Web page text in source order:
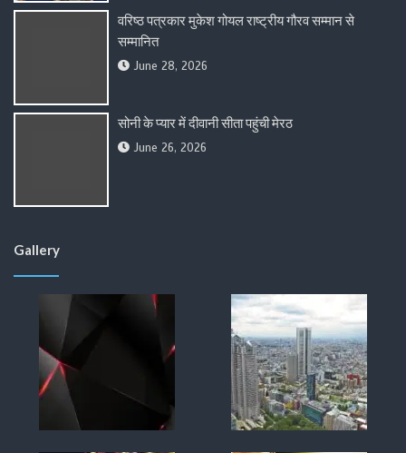
वरिष्ठ पत्रकार मुकेश गोयल राष्ट्रीय गौरव सम्मान से
सम्मानित
June 28, 2026
सोनी के प्यार में दीवानी सीता पहुंची मेरठ
June 26, 2026
Gallery